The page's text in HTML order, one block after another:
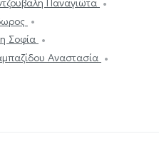
Παναγιώτα
Σοφία
Αναστασία